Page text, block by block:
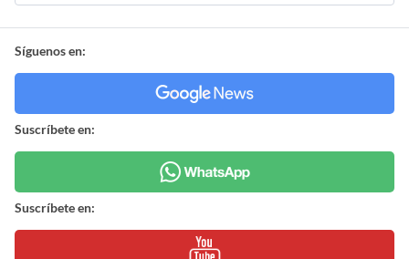
Síguenos en:
Suscríbete en:
Suscríbete en: